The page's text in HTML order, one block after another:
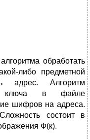
обработать
либо предметной
адрес. Алгоритм
ключа в файле
шифров на адреса.
состоит в
Ф(к).